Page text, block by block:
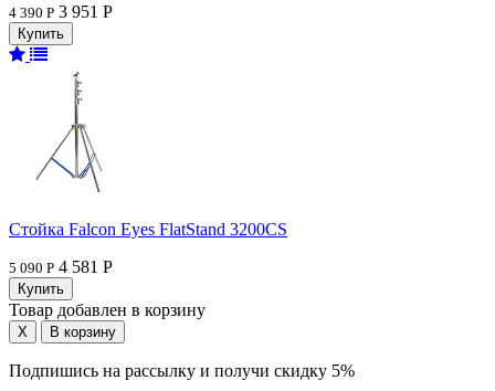
4 390 Р 3 951 Р
Стойка Falcon Eyes FlatStand 3200CS
5 090 Р 4 581 Р
Товар добавлен в корзину
Подпишись на рассылку и получи скидку 5%